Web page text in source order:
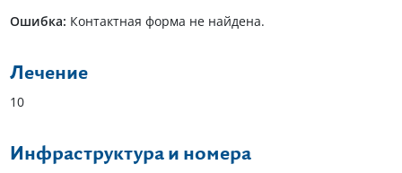
Ошибка: Контактная форма не найдена.
Лечение
10
Инфраструктура и номера